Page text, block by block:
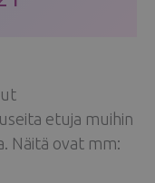
etuja muihin
Näitä ovat mm: